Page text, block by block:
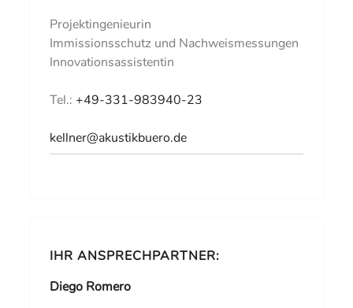
Projektingenieurin
Immissionsschutz und Nachweismessungen
Innovationsassistentin
Tel.: +49-331-983940-23
kellner@akustikbuero.de
IHR ANSPRECHPARTNER:
Diego Romero